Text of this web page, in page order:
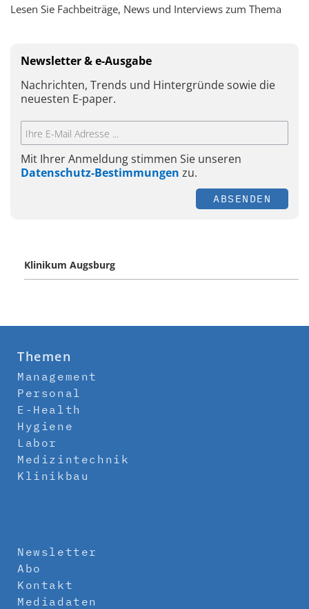
Lesen Sie Fachbeiträge, News und Interviews zum Thema
Newsletter & e-Ausgabe
Nachrichten, Trends und Hintergründe sowie die
neuesten E-paper.
Mit Ihrer Anmeldung stimmen Sie unseren
Datenschutz-Bestimmungen zu.
ABSENDEN
Klinikum Augsburg
Themen
Management
Personal
E-Health
Hygiene
Labor
Medizintechnik
Klinikbau
Newsletter
Abo
Kontakt
Mediadaten